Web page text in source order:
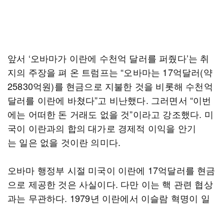
앞서 ‘오바마가 이란에 수천억 달러를 퍼줬다’는 취
지의 주장을 펴 온 트럼프는 “오바마는 17억달러(약
25830억원)를 현금으로 지불한 것을 비롯해 수천억
달러를 이란에 바쳤다”고 비난했다. 그러면서 “이번
에는 어떠한 돈 거래도 없을 것”이라고 강조했다. 미
국이 이란과의 합의 대가로 경제적 이익을 안기
는 일은 없을 것이란 의미다.
오바마 행정부 시절 미국이 이란에 17억달러를 현금
으로 제공한 것은 사실이다. 다만 이는 핵 관련 협상
과는 무관하다. 1979년 이란에서 이슬람 혁명이 일